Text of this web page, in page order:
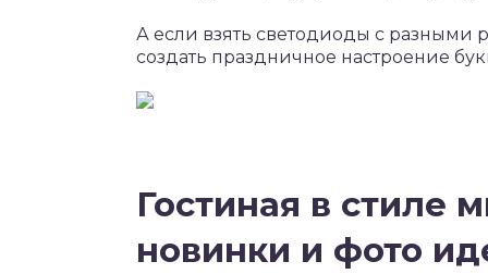
А если взять светодиоды с
создать праздничное настроение
Гостиная в
новинки и фото